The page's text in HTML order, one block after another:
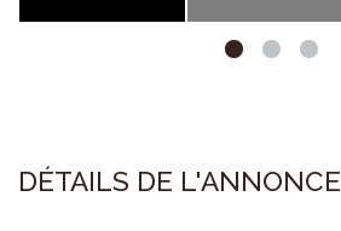
DÉTAILS DE L'ANNONCE